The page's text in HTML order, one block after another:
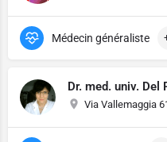
Médecin généraliste
Dr. med. univ. Del
Via Vallemaggia